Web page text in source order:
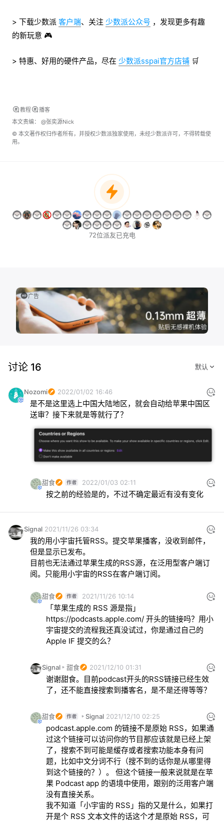
> 下载少数派 客户端、关注 少数派公众号 ，发现更多有趣
的新玩意 🎮
> 特惠、好用的硬件产品，尽在 少数派sspai官方店铺 🛒
教程
播客
本文责编： @张奕源Nick
© 本文著作权归作者所有，并授权少数派独家使用，未经少数派许可，不得转载使
用。
72位派友已充电
广告
讨论 16
Nozomi 2022/01/02 16:46
是不是这里选上中国大陆地区，就会自动给苹果中国区
送审？接下来就是等就行了？
甜食 2022/01/03 02:11
按之前的经验是的，不过不确定最近有没有变化
Signal 2021/11/26 03:34
我的用小宇宙托管RSS。提交苹果播客，没收到邮件，
但是显示已发布。
目前也无法通过苹果生成的RSS源，在泛用型客户端订
阅。只能用小宇宙的RSS在客户端订阅。
甜食 2021/11/26 10:14
「苹果生成的 RSS 源是指」
https://podcasts.apple.com/ 开头的链接吗？用小
宇宙提交的流程我还真没试过，你是通过自己的
Apple IF 提交的么？
Signal 甜食 2021/12/10 01:31
谢谢甜食。目前podcast开头的RSS链接已经生效
了，还不能直接搜索到播客名，是不是还得等等？
甜食 Signal 2021/12/10 02:25
podcast.apple.com 的链接不是原始 RSS，如果通
过这个链接可以访问你的节目那应该就是已经上架
了，搜索不到可能是缓存或者搜索功能本身有问
题，比如中文分词不行（搜不到的话你是从哪里得
到这个链接的？）。 但这个链接一般来说就是在苹
果 Podcast app 的语境中使用，跟别的泛用客户端
没有直接关系。
我不知道「小宇宙的 RSS」指的又是什么，如果打
开是个 RSS 文本文件的话这个才是原始 RSS，可